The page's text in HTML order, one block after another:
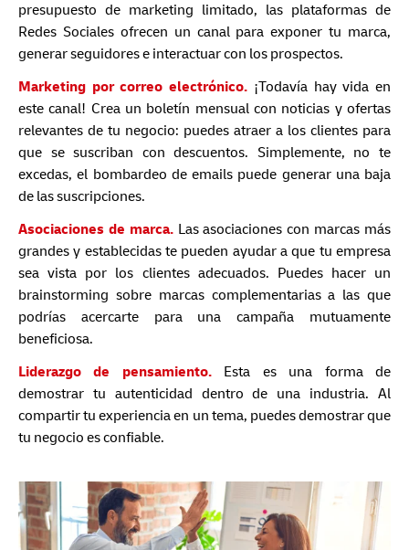
presupuesto de marketing limitado, las plataformas de
Redes Sociales ofrecen un canal para exponer tu marca,
generar seguidores e interactuar con los prospectos.
Marketing por correo electrónico. ¡Todavía hay vida en
este canal! Crea un boletín mensual con noticias y ofertas
relevantes de tu negocio: puedes atraer a los clientes para
que se suscriban con descuentos. Simplemente, no te
excedas, el bombardeo de emails puede generar una baja
de las suscripciones.
Asociaciones de marca.Las asociaciones con marcas más
grandes y establecidas te pueden ayudar a que tu empresa
sea vista por los clientes adecuados. Puedes hacer un
brainstorming sobre marcas complementarias a las que
podrías acercarte para una campaña mutuamente
beneficiosa.
Liderazgo de pensamiento.Esta es una forma de
demostrar tu autenticidad dentro de una industria. Al
compartir tu experiencia en un tema, puedes demostrar que
tu negocio es confiable.